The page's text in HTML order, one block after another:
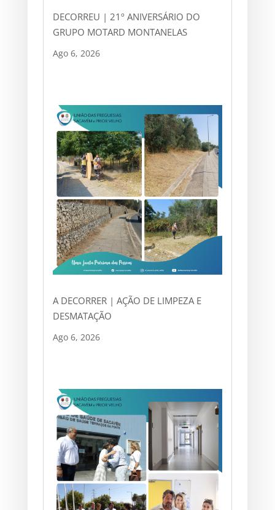
DECORREU | 21º ANIVERSÁRIO DO
GRUPO MOTARD MONTANELAS
Ago 6, 2026
A DECORRER | AÇÃO DE LIMPEZA E
DESMATAÇÃO
Ago 6, 2026